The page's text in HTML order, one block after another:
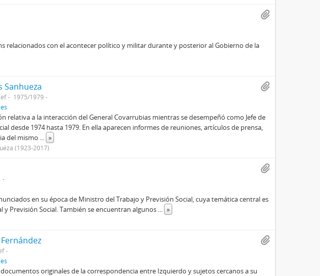
relacionados con el acontecer político y militar durante y posterior al Gobierno de la
Sanhueza
1975/1979
relativa a la interacción del General Covarrubias mientras se desempeñó como Jefe de
desde 1974 hasta 1979. En ella aparecen informes de reuniones, artículos de prensa,
del mismo ... »
(1923-2017)
en su época de Ministro del Trabajo y Previsión Social, cuya temática central es
y Previsión Social. También se encuentran algunos ... »
originales de la correspondencia entre Izquierdo y sujetos cercanos a su